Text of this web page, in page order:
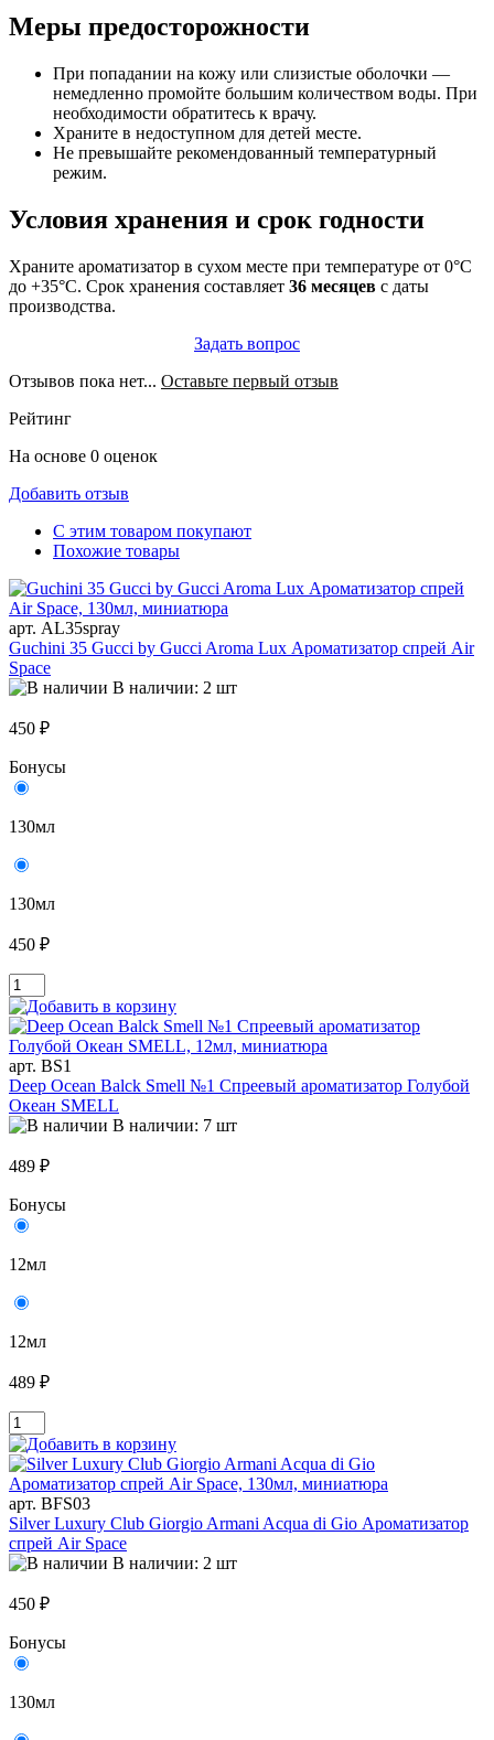
Меры предосторожности
При попадании на кожу или слизистые оболочки —
немедленно промойте большим количеством воды. При
необходимости обратитесь к врачу.
Храните в недоступном для детей месте.
Не превышайте рекомендованный температурный
режим.
Условия хранения и срок годности
Храните ароматизатор в сухом месте при температуре от 0°C
до +35°C. Срок хранения составляет 36 месяцев с даты
производства.
Задать вопрос
Отзывов пока нет... Оставьте первый отзыв
Рейтинг
На основе 0 оценок
Добавить отзыв
С этим товаром покупают
Похожие товары
арт. AL35spray
Guchini 35 Gucci by Gucci Aroma Lux Ароматизатор спрей Air
Space
В наличии: 2 шт
450 ₽
Бонусы
130мл
130мл
450 ₽
арт. BS1
Deep Ocean Balck Smell №1 Спреевый ароматизатор Голубой
Океан SMELL
В наличии: 7 шт
489 ₽
Бонусы
12мл
12мл
489 ₽
арт. BFS03
Silver Luxury Club Giorgio Armani Acqua di Gio Ароматизатор
спрей Air Space
В наличии: 2 шт
450 ₽
Бонусы
130мл